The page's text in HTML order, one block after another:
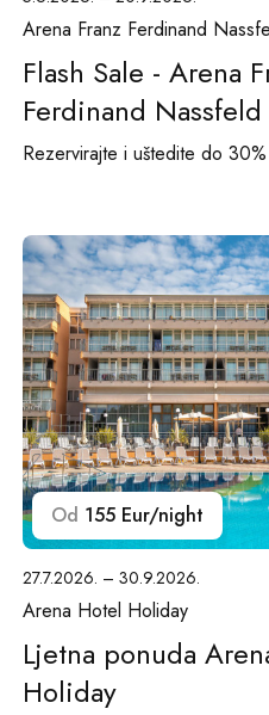
Arena Franz Ferdinand
Flash Sale - Arena
Ferdinand Nassfeld
Rezervirajte i uštedite do 30%
Od 155 Eur/night
27.7.2026. – 30.9.2026.
Arena Hotel Holiday
Ljetna ponuda
Holiday